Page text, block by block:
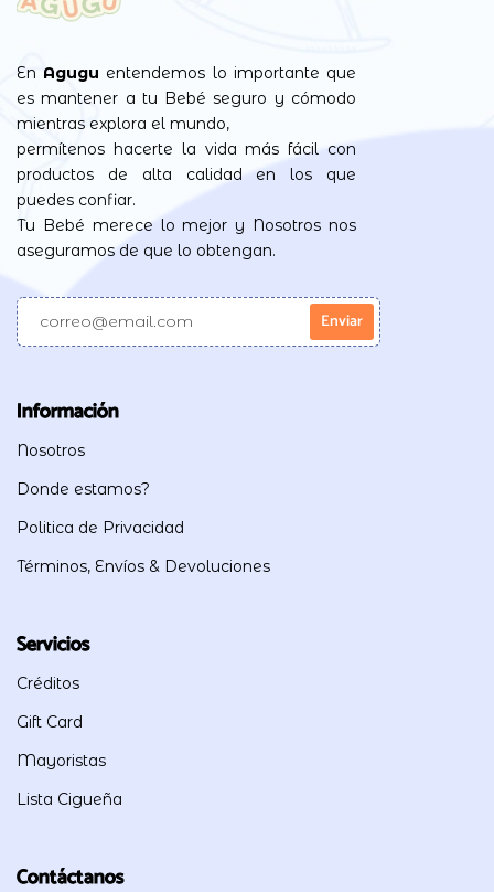
En Agugu entendemos lo importante que
es mantener a tu Bebé seguro y cómodo
mientras explora el mundo,
permítenos hacerte la vida más fácil con
productos de alta calidad en los que
puedes confiar.
Tu Bebé merece lo mejor y Nosotros nos
aseguramos de que lo obtengan.
Información
Nosotros
Donde estamos?
Politica de Privacidad
Términos, Envíos & Devoluciones
Servicios
Créditos
Gift Card
Mayoristas
Lista Cigueña
Contáctanos